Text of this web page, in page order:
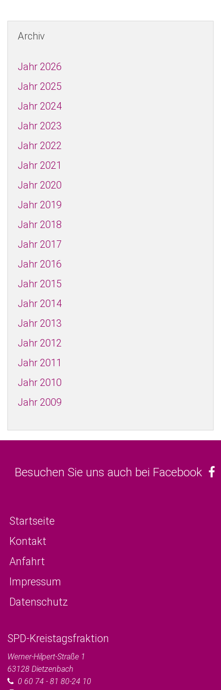
Archiv
Jahr 2026
Jahr 2025
Jahr 2024
Jahr 2023
Jahr 2022
Jahr 2021
Jahr 2020
Jahr 2019
Jahr 2018
Jahr 2017
Jahr 2016
Jahr 2015
Jahr 2014
Jahr 2013
Jahr 2012
Jahr 2011
Jahr 2010
Jahr 2009
Besuchen Sie uns auch bei Facebook
Startseite
Kontakt
Anfahrt
Impressum
Datenschutz
SPD-Kreistagsfraktion
Werner-Hilpert-Straße 1
63128 Dietzenbach
0 60 74 - 81 80-24 10